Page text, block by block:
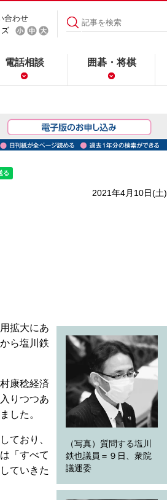
合わせ
電話相談 囲碁・将棋
2021年4月10日(土)
（写真）質問する塩川
鉄也議員＝９日、衆院
議運委
拡大にあ
ら塩川鉄
康稔経済
りつつあ
した。
ており、
「すべて
ていきた